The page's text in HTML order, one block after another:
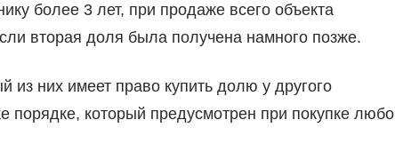
более 3 лет, при продаже всего объекта
вторая доля была получена намного позже.
из них имеет право купить долю у другого
который предусмотрен при покупке